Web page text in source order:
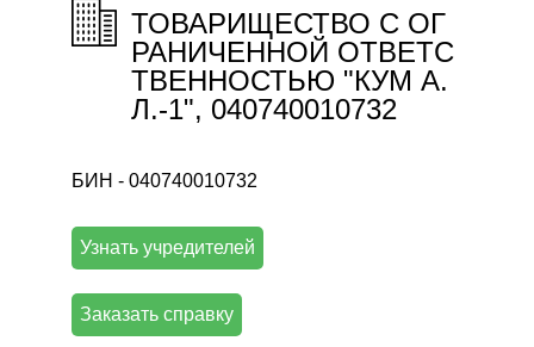
ТОВАРИЩЕСТВО С ОГ
РАНИЧЕННОЙ ОТВЕТС
ТВЕННОСТЬЮ "КУМ А.
Л.-1", 040740010732
БИН - 040740010732
Узнать учредителей
Заказать справку